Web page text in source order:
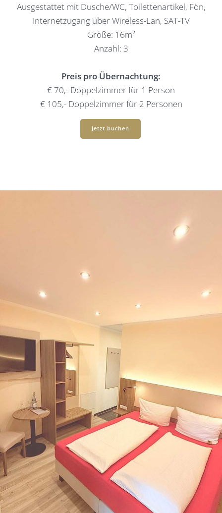
Ausgestattet mit Dusche/WC, Toilettenartikel, Fön,
Internetzugang über Wireless-Lan, SAT-TV
Größe: 16m²
Anzahl: 3
Preis pro Übernachtung:
€ 70,- Doppelzimmer für 1 Person
€ 105,- Doppelzimmer für 2 Personen
Jetzt buchen